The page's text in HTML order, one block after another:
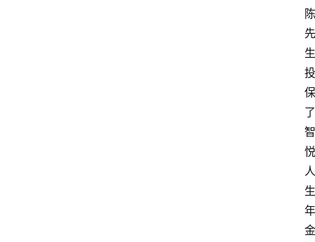
陈
先
生
投
保
了
智
悦
人
生
年
金